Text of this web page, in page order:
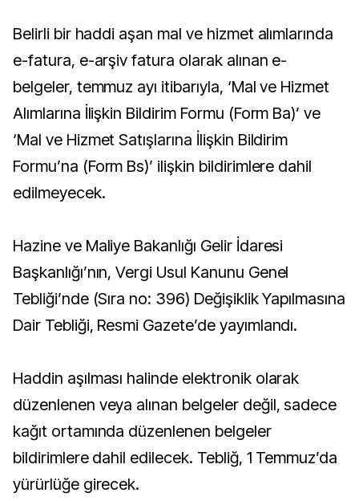
Belirli bir haddi aşan mal ve hizmet alımlarında
e-fatura, e-arşiv fatura olarak alınan e-
belgeler, temmuz ayı itibarıyla, ‘Mal ve Hizmet
Alımlarına İlişkin Bildirim Formu (Form Ba)’ ve
‘Mal ve Hizmet Satışlarına İlişkin Bildirim
Formu’na (Form Bs)’ ilişkin bildirimlere dahil
edilmeyecek.
Hazine ve Maliye Bakanlığı Gelir İdaresi
Başkanlığı’nın, Vergi Usul Kanunu Genel
Tebliği’nde (Sıra no: 396) Değişiklik Yapılmasına
Dair Tebliği, Resmi Gazete’de yayımlandı.
Haddin aşılması halinde elektronik olarak
düzenlenen veya alınan belgeler değil, sadece
kağıt ortamında düzenlenen belgeler
bildirimlere dahil edilecek. Tebliğ, 1 Temmuz’da
yürürlüğe girecek.